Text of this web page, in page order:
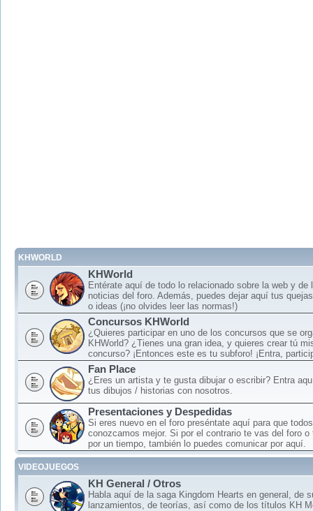
KHWORLD
KHWorld
Entérate aquí de todo lo relacionado sobre la web y de
noticias del foro. Además, puedes dejar aquí tus
o ideas (¡no olvides leer las normas!)
Concursos KHWorld
¿Quieres participar en uno de los concursos que se
KHWorld? ¿Tienes una gran idea, y quieres crear tú
concurso? ¡Entonces este es tu subforo! ¡Entra,
Fan Place
¿Eres un artista y te gusta dibujar o escribir? Entra
tus dibujos / historias con nosotros.
Presentaciones y Despedidas
Si eres nuevo en el foro preséntate aquí para que
conozcamos mejor. Si por el contrario te vas del foro o
por un tiempo, también lo puedes comunicar por aquí.
VIDEOJUEGOS
KH General / Otros
Habla aquí de la saga Kingdom Hearts en general, de
lanzamientos, de teorías, así como de los títulos KH